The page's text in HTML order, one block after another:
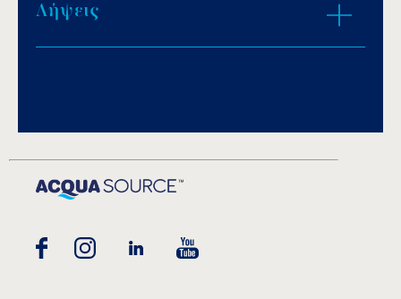
AGM-120
AGM-121
Anchor
Λήψεις
instructions